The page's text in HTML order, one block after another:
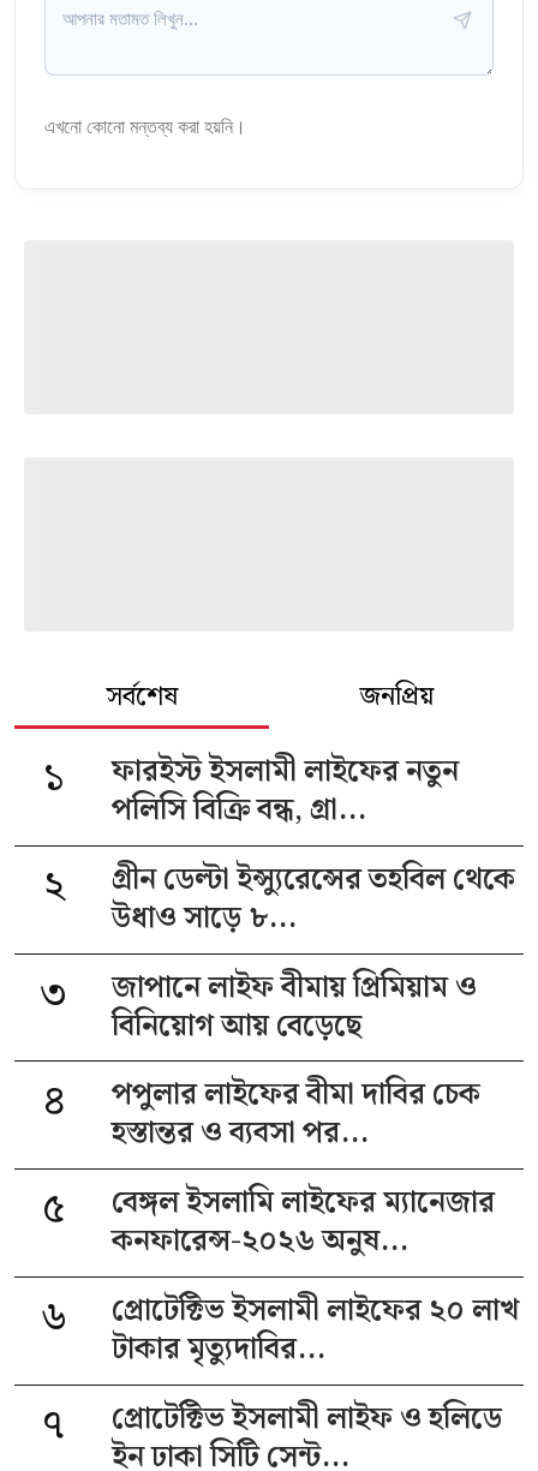
এখনো কোনো মন্তব্য করা হয়নি।
সর্বশেষ জনপ্রিয়
১
ফারইস্ট ইসলামী লাইফের নতুন
পলিসি বিক্রি বন্ধ, গ্রা...
২
গ্রীন ডেল্টা ইন্স্যুরেন্সের তহবিল থেকে
উধাও সাড়ে ৮...
৩
জাপানে লাইফ বীমায় প্রিমিয়াম ও
বিনিয়োগ আয় বেড়েছে
৪
পপুলার লাইফের বীমা দাবির চেক
হস্তান্তর ও ব্যবসা পর...
৫
বেঙ্গল ইসলামি লাইফের ম্যানেজার
কনফারেন্স-২০২৬ অনুষ...
৬
প্রোটেক্টিভ ইসলামী লাইফের ২০ লাখ
টাকার মৃত্যুদাবির...
৭
প্রোটেক্টিভ ইসলামী লাইফ ও হলিডে
ইন ঢাকা সিটি সেন্ট...